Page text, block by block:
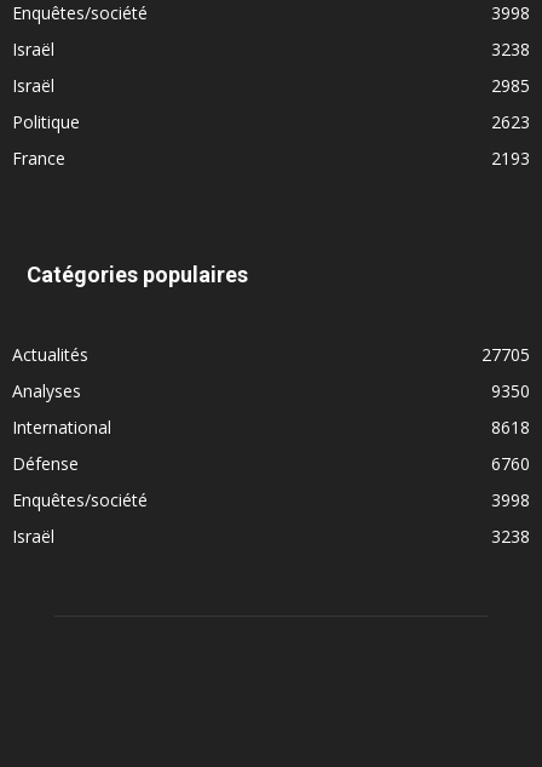
Enquêtes/société
3998
Israël
3238
Israël
2985
Politique
2623
France
2193
Catégories populaires
Actualités
27705
Analyses
9350
International
8618
Défense
6760
Enquêtes/société
3998
Israël
3238